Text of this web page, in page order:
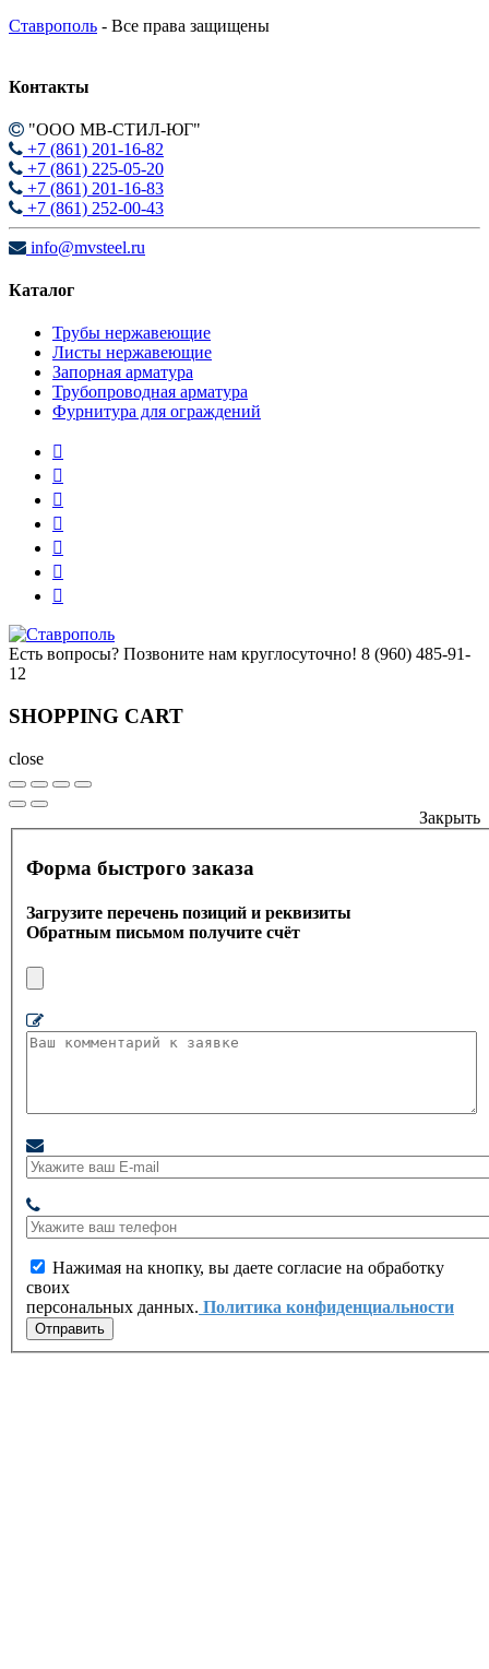
Ставрополь - Все права защищены
Контакты
"ООО МВ-СТИЛ-ЮГ"
+7 (861) 201-16-82
+7 (861) 225-05-20
+7 (861) 201-16-83
+7 (861) 252-00-43
info@mvsteel.ru
Каталог
Трубы нержавеющие
Листы нержавеющие
Запорная арматура
Трубопроводная арматура
Фурнитура для ограждений
Есть вопросы? Позвоните нам круглосуточно! 8 (960) 485-91-
12
SHOPPING CART
close
Закрыть
Форма быстрого заказа
Загрузите перечень позиций и реквизиты
Обратным письмом получите счёт
Нажимая на кнопку, вы даете согласие на обработку
своих
персональных данных. Политика конфиденциальности
Отправить